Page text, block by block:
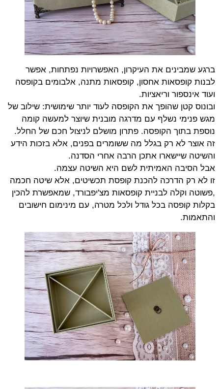
ברגע שמבינים את העיקרון, האפשרויות נפתחות, אפשר
לבנות קופסאות אחסון, קופסאות מתנה, אלבומים בקופסה
ועוד אינספור וריאציות.
ובונוס קטן שהופך את הקופסה לעוד יותר שימושית: שילוב של
מגש פנימי נשלף עם מדרגה מובנית שיוצר למעשה קומה
נוספת בתוך הקופסה. פתרון מושלם לניצול חכם של החלל.
זה אוצר לא רק בגלל מה ששומרים בפנים, אלא בזכות הידע
והשיטה שיישארו אתכן הרבה אחרי הסדנה.
אבל הסיבה האמיתית לשם היא השיטה עצמה.
זו לא רק הדרכה להכנת קופסת תכשיטים, אלא שיטה חכמה
,פשוטה וקלה לבניית קופסאות מצ'יפבורד, שמאפשרת להכין
בקלות קופסה בכל גודל ולכל מטרה, עם מינימום חישובים
והתאמות.